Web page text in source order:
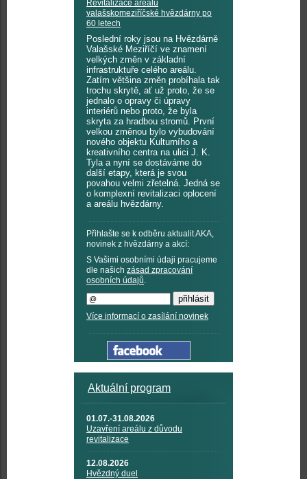
Revitalizace areálu
valašskomeziříčské hvězdárny po
60 letech
Poslední roky jsou na Hvězdárně
Valašské Meziříčí ve znamení
velkých změn v základní
infrastruktuře celého areálu.
Zatím většina změn probíhala tak
trochu skrytě, ať už proto, že se
jednalo o opravy či úpravy
interiérů nebo proto, že byla
skryta za hradbou stromů. První
velkou změnou bylo vybudování
nového objektu Kulturního a
kreativního centra na ulici J. K.
Tyla a nyní se dostáváme do
další etapy, která je svou
povahou velmi zřetelná. Jedná se
o komplexní revitalizaci oplocení
a areálu hvězdárny.
Přihlašte se k odběru aktualit AKA,
novinek z hvězdárny a akcí:
S Vašimi osobními údaji pracujeme
dle našich zásad zpracování
osobních údajů.
Více informací o zasílání novinek
Aktuální program
01.07.-31.08.2026
Uzavření areálu z důvodu
revitalizace
12.08.2026
Hvězdný duel